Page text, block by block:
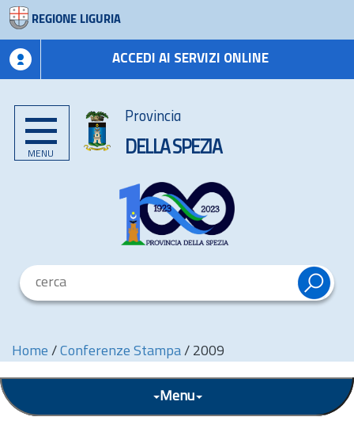
REGIONE LIGURIA
ACCEDI AI SERVIZI ONLINE
MENU
Provincia
DELLA SPEZIA
Home / Conferenze Stampa / 2009
Menu